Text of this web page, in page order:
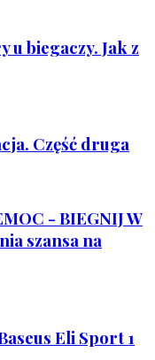
u biegaczy. Jak z
Część druga
- BIEGNIJ W
szansa na
Eli Sport 1